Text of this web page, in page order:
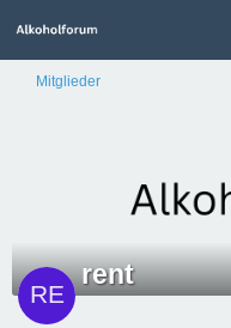
Mitglieder
rent